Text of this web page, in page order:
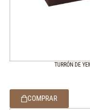
TURRÓN DE
COMPRAR